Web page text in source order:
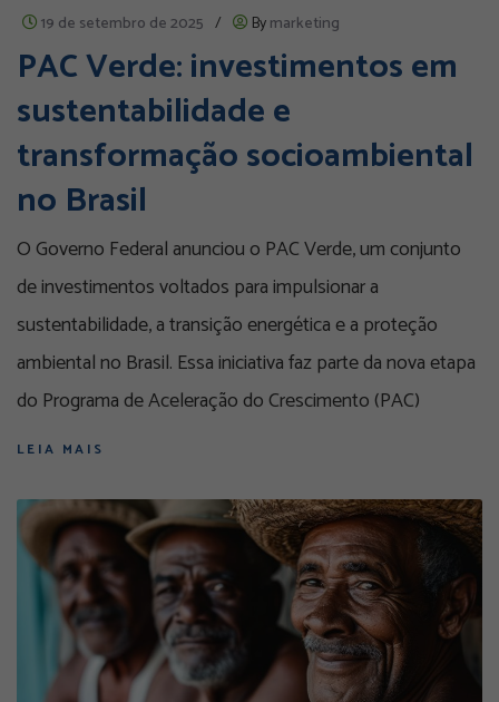
19 de setembro de 2025 / Bymarketing
PAC Verde: investimentos em
sustentabilidade e
transformação socioambiental
no Brasil
O Governo Federal anunciou o PAC Verde, um conjunto
de investimentos voltados para impulsionar a
sustentabilidade, a transição energética e a proteção
ambiental no Brasil. Essa iniciativa faz parte da nova etapa
do Programa de Aceleração do Crescimento (PAC)
LEIA MAIS